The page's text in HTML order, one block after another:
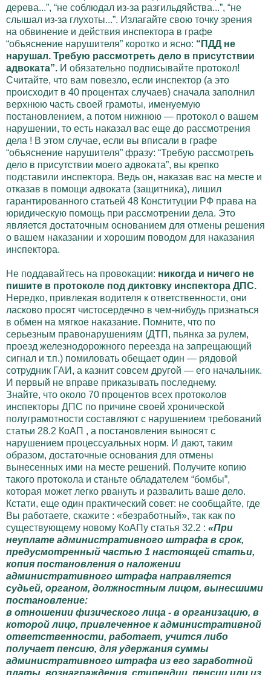
дерева...”, “не соблюдал из-за разгильдяйства...”, “не
слышал из-за глухоты...”. Излагайте свою точку зрения
на обвинение и действия инспектора в графе
“объяснение нарушителя” коротко и ясно: “ПДД не
нарушал. Требую рассмотреть дело в присутствии
адвоката”. И обязательно подписывайте протокол!
Считайте, что вам повезло, если инспектор (а это
происходит в 40 процентах случаев) сначала заполнил
верхнюю часть своей грамоты, именуемую
постановлением, а потом нижнюю — протокол о вашем
нарушении, то есть наказал вас еще до рассмотрения
дела ! В этом случае, если вы вписали в графе
“объяснение нарушителя” фразу: “Требую рассмотреть
дело в присутствии моего адвоката”, вы крепко
подставили инспектора. Ведь он, наказав вас на месте и
отказав в помощи адвоката (защитника), лишил
гарантированного статьей 48 Конституции РФ права на
юридическую помощь при рассмотрении дела. Это
является достаточным основанием для отмены решения
о вашем наказании и хорошим поводом для наказания
инспектора.
Не поддавайтесь на провокации: никогда и ничего не
пишите в протоколе под диктовку инспектора ДПС.
Нередко, привлекая водителя к ответственности, они
ласково просят чистосердечно в чем-нибудь признаться
в обмен на мягкое наказание. Помните, что по
серьезным правонарушениям (ДТП, пьянка за рулем,
проезд железнодорожного переезда на запрещающий
сигнал и т.п.) помиловать обещает один — рядовой
сотрудник ГАИ, а казнит совсем другой — его начальник.
И первый не вправе приказывать последнему.
Знайте, что около 70 процентов всех протоколов
инспекторы ДПС по причине своей хронической
полуграмотности составляют с нарушением требований
статьи 28.2 КоАП , а постановления выносят с
нарушением процессуальных норм. И дают, таким
образом, достаточные основания для отмены
вынесенных ими на месте решений. Получите копию
такого протокола и станьте обладателем “бомбы”,
которая может легко рвануть и развалить ваше дело.
Кстати, еще один практический совет: не сообщайте, где
Вы работаете, скажите : «безработный», так как по
существующему новому КоАПу статья 32.2 : «При
неуплате административного штрафа в срок,
предусмотренный частью 1 настоящей статьи,
копия постановления о наложении
административного штрафа направляется
судьей, органом, должностным лицом, вынесшими
постановление:
в отношении физического лица - в организацию, в
которой лицо, привлеченное к административной
ответственности, работает, учится либо
получает пенсию, для удержания суммы
административного штрафа из его заработной
платы, вознаграждения, стипендии, пенсии или из